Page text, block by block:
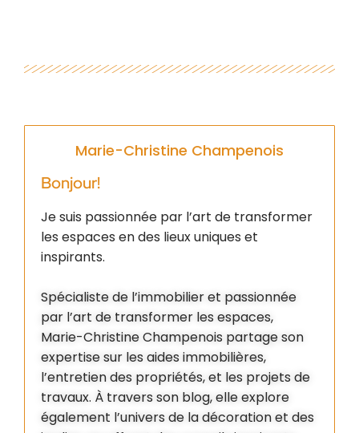
Marie-Christine Champenois
Bonjour!
Je suis passionnée par l’art de transformer
les espaces en des lieux uniques et
inspirants.
Spécialiste de l’immobilier et passionnée
par l’art de transformer les espaces,
Marie-Christine Champenois partage son
expertise sur les aides immobilières,
l’entretien des propriétés, et les projets de
travaux. À travers son blog, elle explore
également l’univers de la décoration et des